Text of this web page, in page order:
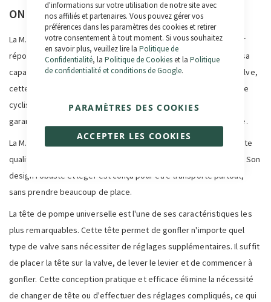
d'informations sur votre utilisation de notre site avec
nos affiliés et partenaires. Vous pouvez gérer vos
préférences dans les paramètres des cookies et retirer
votre consentement à tout moment. Si vous souhaitez
en savoir plus, veuillez lire la Politique de
Confidentialité, la Politique de Cookieset la Politique
de confidentialité et conditions de Google.
ACCEPTER LES COOKIES
PARAMÈTRES DES COOKIES
ONE Bikeparts Pompe M.PUMP 50
La M.PUMP 50 de ONE Bikeparts est une pompe à air conçue pour
répondre aux besoins des cyclistes les plus exigeants. Grâce à sa
capacité à gonfler rapidement et avec précision tout type de valve,
cette pompe devient un outil indispensable pour tout amateur de
cyclisme. Sa construction robuste et son design ergonomique
garantissent une expérience d'utilisation confortable et efficace.
La M.PUMP 50 se distingue par sa construction métallique de haute
qualité, qui garantit sa durabilité et sa résistance dans le temps. Son
design robuste et léger est conçu pour être transporté partout,
sans prendre beaucoup de place.
La tête de pompe universelle est l'une de ses caractéristiques les
plus remarquables. Cette tête permet de gonfler n'importe quel
type de valve sans nécessiter de réglages supplémentaires. Il suffit
de placer la tête sur la valve, de lever le levier et de commencer à
gonfler. Cette conception pratique et efficace élimine la nécessité
de changer de tête ou d'effectuer des réglages compliqués, ce qui